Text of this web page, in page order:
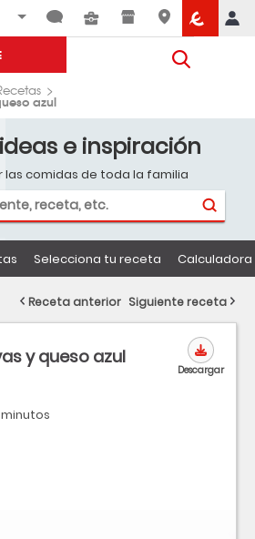
azul
e inspiración
las comidas de toda la familia
Selecciona tu receta
y queso azul
Descargar
Receta anterior Siguiente receta